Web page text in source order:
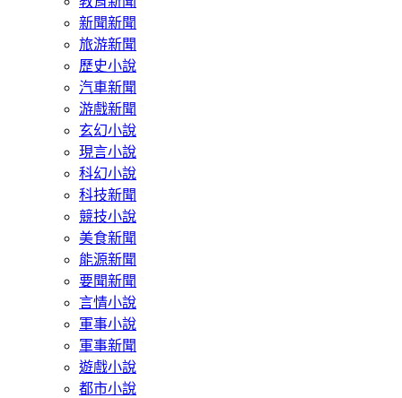
新聞新聞
旅游新聞
歷史小說
汽車新聞
游戲新聞
玄幻小說
現言小說
科幻小說
科技新聞
競技小說
美食新聞
能源新聞
要聞新聞
言情小說
軍事小說
軍事新聞
遊戲小說
都市小說